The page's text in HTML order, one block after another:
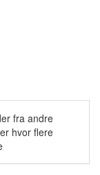
fra andre
hvor flere